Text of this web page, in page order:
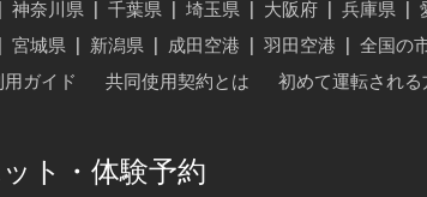
神奈川県 千葉県 埼玉県 大阪府 兵庫県
宮城県 新潟県 成田空港 羽田空港
全国の
用ガイド
共同使用契約とは 初めて運転される
ト・体験予約